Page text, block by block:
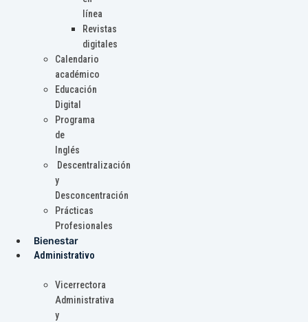
línea
Revistas
digitales
Calendario
académico
Educación
Digital
Programa
de
Inglés
Descentralización
y
Desconcentración
Prácticas
Profesionales
Bienestar
Administrativo
Vicerrectora
Administrativa
y